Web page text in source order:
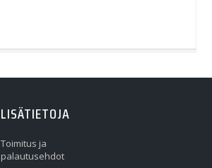
LISÄTIETOJA
Toimitus ja
palautusehdot